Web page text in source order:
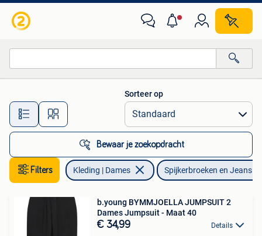
Alle afstanden…
Sorteer op
Bewaar je zoekopdracht
Filters Kleding | Dames Spijkerbroeken en Jeans
b.young BYMMJOELLA JUMPSUIT 2
Dames Jumpsuit - Maat 40
€ 34,99 Details